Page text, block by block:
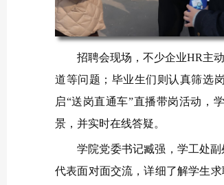
招聘会现场，不少企业HR主
道等问题；毕业生们则认真筛选
启“送岗直通车”直播带岗活动，
景，并实时在线答疑。
学院党委书记臧强，学工处
代表面对面交流，详细了解学生